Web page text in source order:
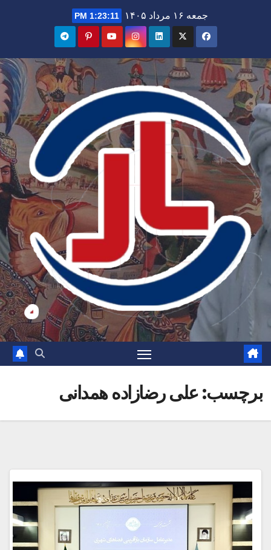
جمعه ۱۶ مرداد ۱۴۰۵ 1:23:12 PM
برچسب:علی رضازاده همدانی